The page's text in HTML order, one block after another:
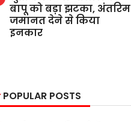
बापू को बड़ा झटका, अंतरिम
जमानत देने से किया
इनकार
POPULAR POSTS